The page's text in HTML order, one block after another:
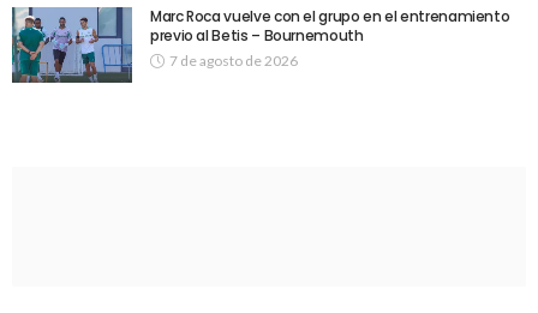
Marc Roca vuelve con el grupo en el entrenamiento
previo al Betis – Bournemouth
7 de agosto de 2026